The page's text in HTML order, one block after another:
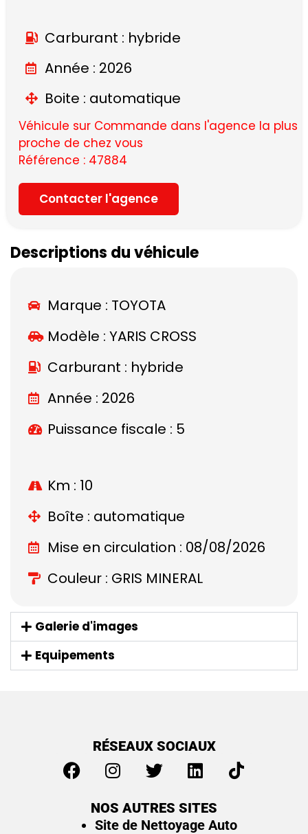
Carburant : hybride
Année : 2026
Boite : automatique
Véhicule sur Commande dans l'agence la plus
proche de chez vous
Référence : 47884
Contacter l'agence
Descriptions du véhicule
Marque : TOYOTA
Modèle : YARIS CROSS
Carburant : hybride
Année : 2026
Puissance fiscale : 5
Km : 10
Boîte : automatique
Mise en circulation : 08/08/2026
Couleur : GRIS MINERAL
Galerie d'images
Equipements
RÉSEAUX SOCIAUX
NOS AUTRES SITES
Site de Nettoyage Auto